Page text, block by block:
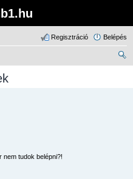
Belépés
Regisztráció
nem tudok belépni?!